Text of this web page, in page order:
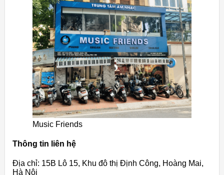
Music Friends
Thông tin liên hệ
Địa chỉ: 15B Lô 15, Khu đô thị Định Công, Hoàng Mai,
Hà Nội